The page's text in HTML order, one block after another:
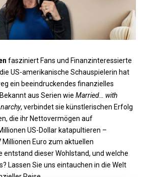
fasziniert Fans und Finanzinteressierte
US-amerikanische Schauspielerin hat
ein beeindruckendes finanzielles
aus Serien wie Married… with
, verbindet sie künstlerischen Erfolg
die ihr Nettovermögen auf
US-Dollar katapultieren –
Euro zum aktuellen
entstand dieser Wohlstand, und welche
Lassen Sie uns eintauchen in die Welt